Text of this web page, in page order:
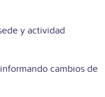
y actividad
cambios de